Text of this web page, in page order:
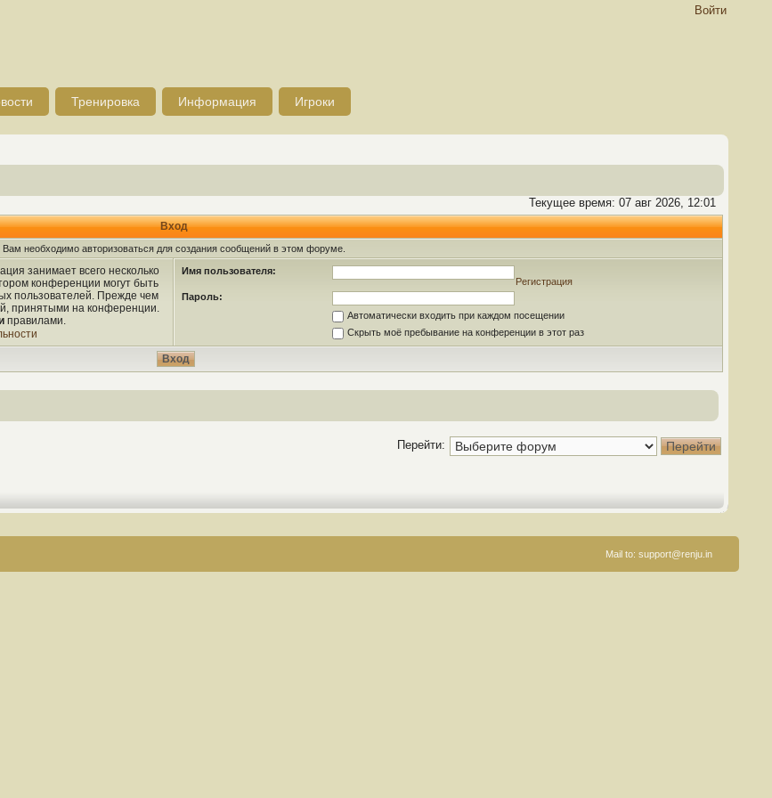
Войти
Тренировка Информация Игроки
Текущее время: 07 авг 2026, 12:01
Вход
Вам необходимо авторизоваться для создания сообщений в этом форуме.
занимает всего несколько
конференции могут быть
пользователей. Прежде чем
принятыми на конференции.
правилами.
Имя пользователя:
Регистрация
Пароль:
Автоматически входить при каждом посещении
Скрыть моё пребывание на конференции в этот раз
Перейти:
Mail to: support@renju.in